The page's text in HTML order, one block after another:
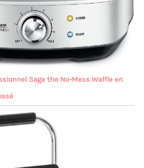
Sage the No-Mess Waffle en